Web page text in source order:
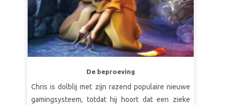
verkorte versie is minder intens. Bekijk ook de
Bijbel Achtergrond en de Wegwijzer video's.
De beproeving
Chris is dolblij met zijn razend populaire nieuwe
gamingsysteem, totdat hij hoort dat een zieke